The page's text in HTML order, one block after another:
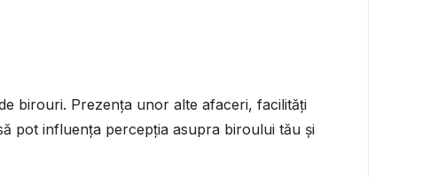
birouri. Prezența unor alte afaceri, facilități
pot influența percepția asupra biroului tău și